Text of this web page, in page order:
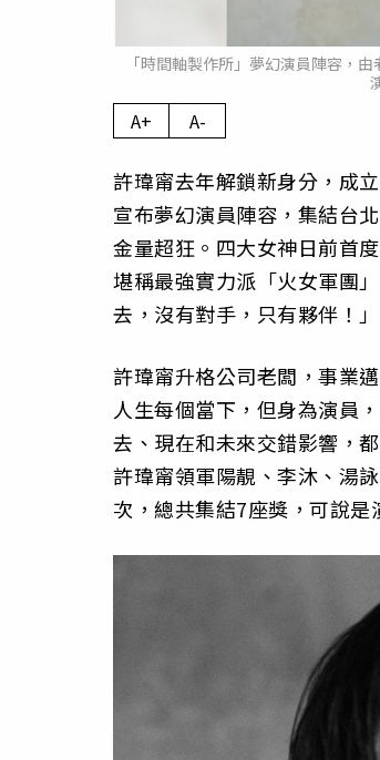
「時間軸製作所」夢幻演員陣容，
A+ A-
許瑋甯去年解鎖新身分，成
宣布夢幻演員陣容，集結台
金量超狂。四大女神日前首
堪稱最強實力派「火女軍團
去，沒有對手，只有夥伴！」
許瑋甯升格公司老闆，事業
人生每個當下，但身為演員
去、現在和未來交錯影響，
許瑋甯領軍陽靚、李沐、湯
次，總共集結7座獎，可說是